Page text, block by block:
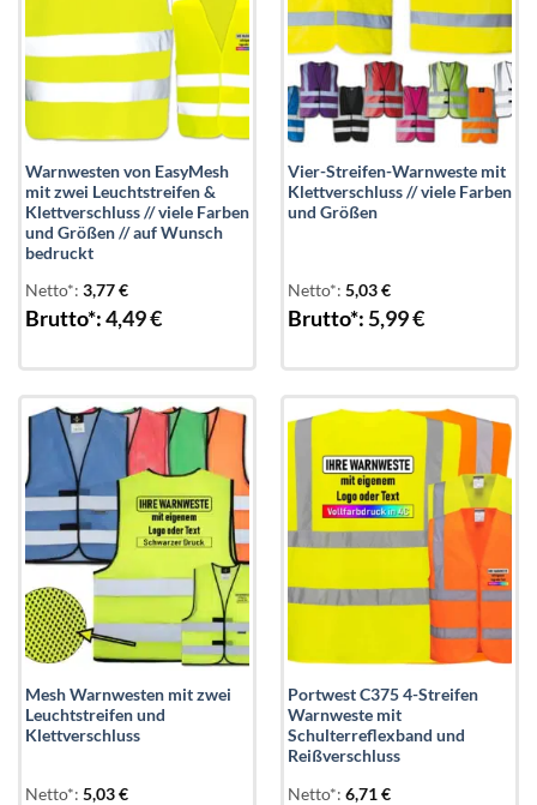
Warnwesten von EasyMesh
mit zwei Leuchtstreifen &
Klettverschluss // viele Farben
und Größen // auf Wunsch
bedruckt
Netto*: 3,77€
Brutto*:4,49€
Vier-Streifen-Warnweste mit
Klettverschluss // viele Farben
und Größen
Netto*: 5,03€
Brutto*:5,99€
Add to
wishlist
Mesh Warnwesten mit zwei
Leuchtstreifen und
Klettverschluss
Netto*: 5,03€
Add to
wishlist
Portwest C375 4-Streifen
Warnweste mit
Schulterreflexband und
Reißverschluss
Netto*: 6,71€